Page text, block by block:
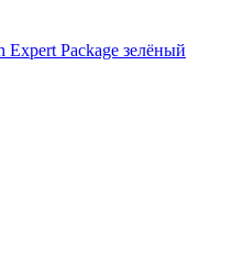
Package зелёный